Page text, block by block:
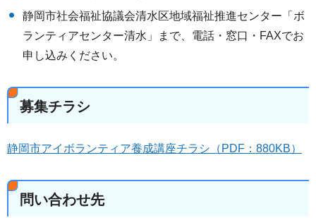
静岡市社会福祉協議会清水区地域福祉推進センター「ボ
ランティアセンター清水」まで、電話・窓口・FAXでお
申し込みください。
募集チラシ
静岡市アイボランティア養成講座チラシ（PDF：880KB）
問い合わせ先